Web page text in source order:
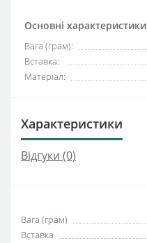
Основні характеристики
Вага (грам):
Вставка:
Матеріал:
Характеристики
Відгуки (0)
Вага (грам)
Вставка